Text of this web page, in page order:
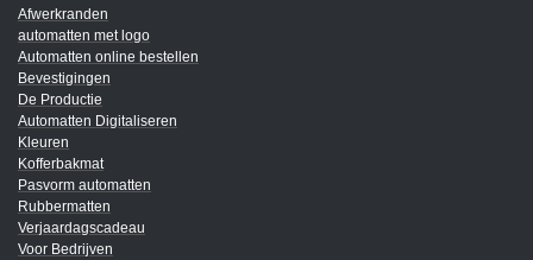
Afwerkranden
automatten met logo
Automatten online bestellen
Bevestigingen
De Productie
Automatten Digitaliseren
Kleuren
Kofferbakmat
Pasvorm automatten
Rubbermatten
Verjaardagscadeau
Voor Bedrijven